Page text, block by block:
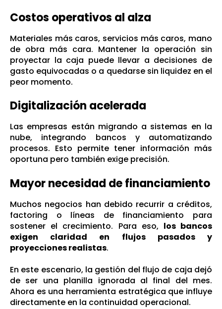
Costos operativos al alza
Materiales más caros, servicios más caros, mano
de obra más cara. Mantener la operación sin
proyectar la caja puede llevar a decisiones de
gasto equivocadas o a quedarse sin liquidez en el
peor momento.
Digitalización acelerada
Las empresas están migrando a sistemas en la
nube, integrando bancos y automatizando
procesos. Esto permite tener información más
oportuna pero también exige precisión.
Mayor necesidad de financiamiento
Muchos negocios han debido recurrir a créditos,
factoring o líneas de financiamiento para
sostener el crecimiento. Para eso, los bancos
exigen claridad en flujos pasados y
proyecciones realistas.
En este escenario, la gestión del flujo de caja dejó
de ser una planilla ignorada al final del mes.
Ahora es una herramienta estratégica que influye
directamente en la continuidad operacional.